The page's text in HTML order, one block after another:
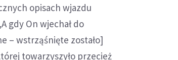
opisach wjazdu
gdy On wjechał do
– wstrząśnięte zostało]
towarzyszyło przecież